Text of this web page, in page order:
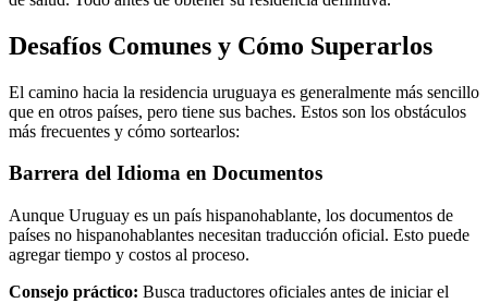
Desafíos Comunes y Cómo Superarlos
El camino hacia la residencia uruguaya es generalmente más sencillo
que en otros países, pero tiene sus baches. Estos son los obstáculos
más frecuentes y cómo sortearlos:
Barrera del Idioma en Documentos
Aunque Uruguay es un país hispanohablante, los documentos de
países no hispanohablantes necesitan traducción oficial. Esto puede
agregar tiempo y costos al proceso.
Consejo práctico: Busca traductores oficiales antes de iniciar el